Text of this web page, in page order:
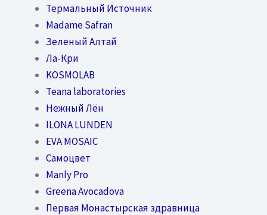
Термальный Источник
Madame Safran
Зеленый Алтай
Ла-Кри
KOSMOLAB
Teana laboratories
Нежный Лён
ILONA LUNDEN
EVA MOSAIC
Самоцвет
Manly Pro
Greena Avocadova
Первая Монастырская здравница